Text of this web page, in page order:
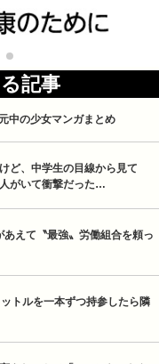
記事
中の少女マンガまとめ
ど、中学生の目線から見て
がいて衝撃だった…
えて〝最強〟労働組合を頼っ
トルを一本ずつ持参したら隣